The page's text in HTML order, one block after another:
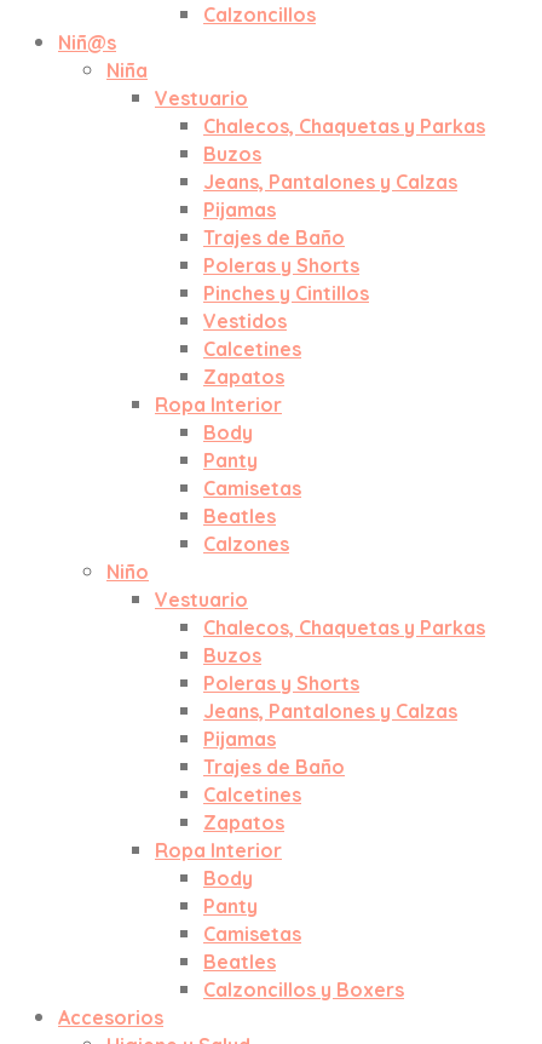
Calzoncillos
Niñ@s
Niña
Vestuario
Chalecos, Chaquetas y Parkas
Buzos
Jeans, Pantalones y Calzas
Pijamas
Trajes de Baño
Poleras y Shorts
Pinches y Cintillos
Vestidos
Calcetines
Zapatos
Ropa Interior
Body
Panty
Camisetas
Beatles
Calzones
Niño
Vestuario
Chalecos, Chaquetas y Parkas
Buzos
Poleras y Shorts
Jeans, Pantalones y Calzas
Pijamas
Trajes de Baño
Calcetines
Zapatos
Ropa Interior
Body
Panty
Camisetas
Beatles
Calzoncillos y Boxers
Accesorios